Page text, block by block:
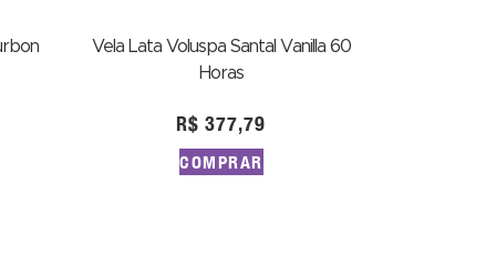
Vela Lata Voluspa Santal Vanilla 60
Horas
R$ 377,79
COMPRAR